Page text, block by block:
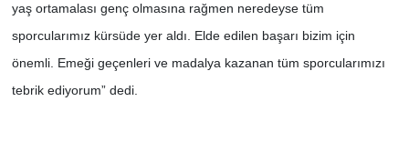
yaş ortamalası genç olmasına rağmen neredeyse tüm
sporcularımız kürsüde yer aldı. Elde edilen başarı bizim için
önemli. Emeği geçenleri ve madalya kazanan tüm sporcularımızı
tebrik ediyorum” dedi.